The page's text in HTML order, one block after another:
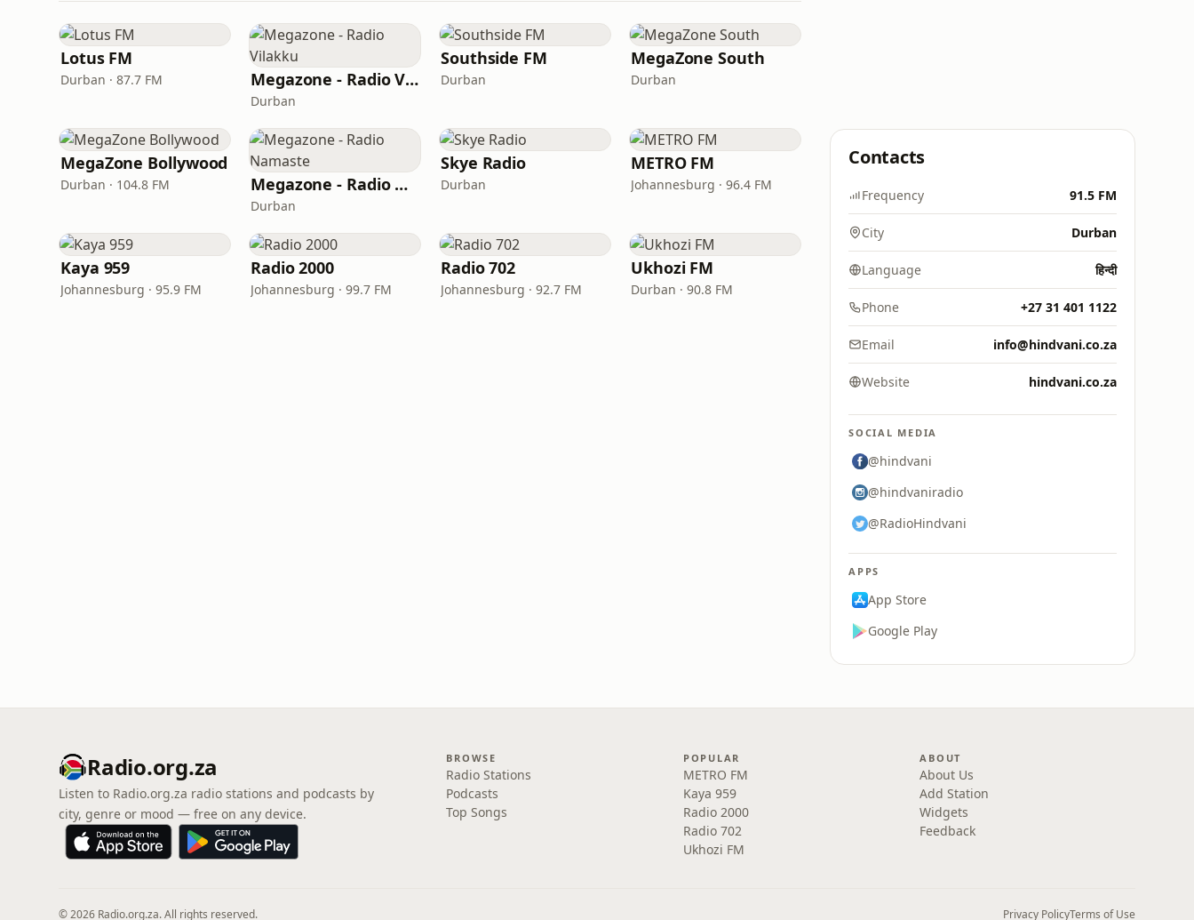
Lotus FM
Durban · 87.7 FM Megazone - Radio Vilakku
Durban
Southside FM
Durban
MegaZone South
Durban
MegaZone Bollywood
Durban · 104.8 FM Megazone - Radio Namaste
Durban
Skye Radio
Durban
METRO FM
Johannesburg · 96.4 FM
Kaya 959
Johannesburg · 95.9 FM
Radio 2000
Johannesburg · 99.7 FM
Radio 702
Johannesburg · 92.7 FM
Ukhozi FM
Durban · 90.8 FM
Contacts
Frequency 91.5 FM
City Durban
Language हिन्दी
Phone +27 31 401 1122
Email info@hindvani.co.za
Website hindvani.co.za
SOCIAL MEDIA
@hindvani
@hindvaniradio
@RadioHindvani
APPS
App Store
Google Play
Radio.org.za
Listen to Radio.org.za radio stations and podcasts by
city, genre or mood — free on any device.
BROWSE
Radio Stations
Podcasts
Top Songs
POPULAR
METRO FM
Kaya 959
Radio 2000
Radio 702
Ukhozi FM
ABOUT
About Us
Add Station
Widgets
Feedback
© 2026 Radio.org.za. All rights reserved. Privacy PolicyTerms of Use